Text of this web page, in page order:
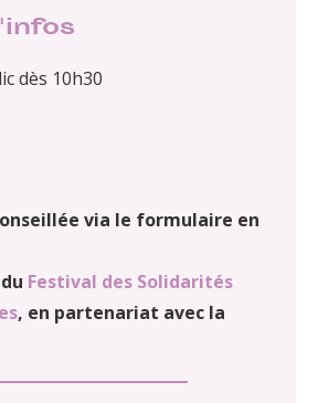
dès 10h30
via le formulaire en
Festival des Solidarités
, en partenariat avec la